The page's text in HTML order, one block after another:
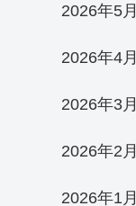
2026年5月
2026年4月
2026年3月
2026年2月
2026年1月